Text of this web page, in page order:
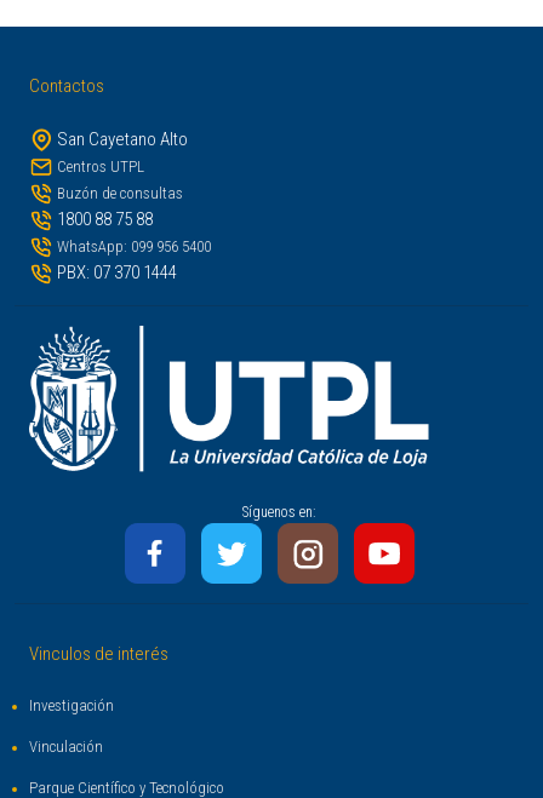
Contactos
San Cayetano Alto
Centros UTPL
Buzón de consultas
1800 88 75 88
WhatsApp: 099 956 5400
PBX: 07 370 1444
Síguenos en:
Vinculos de interés
Investigación
Vinculación
Parque Científico y Tecnológico